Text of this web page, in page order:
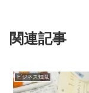
関連記事
ビジネス知識